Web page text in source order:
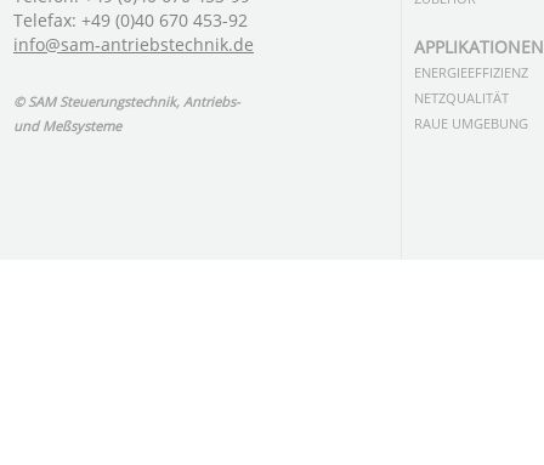
Telefax: +49 (0)40 670 453-92
info@sam-antriebstechnik.de
© SAM Steuerungstechnik, Antriebs-
und Meßsysteme
APPLIKATIONEN
ENERGIEEFFIZIENZ
NETZQUALITÄT
RAUE UMGEBUNG